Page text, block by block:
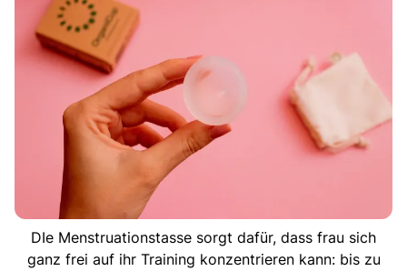
DIe Menstruationstasse sorgt dafür, dass frau sich
ganz frei auf ihr Training konzentrieren kann: bis zu